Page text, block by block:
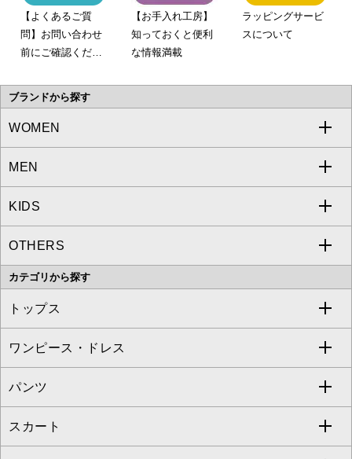
【よくあるご質
問】お問い合わせ
前にご確認くださ
【お手入れ工房】
知っておくと便利
な情報満載
ラッピングサービ
スについて
ブランドから探す
WOMEN
a.v.v
MICHEL KLEIN
MK MICHEL KLEIN
OFUON le MK
MEN
a.v.v
MICHEL KLEIN HOMME
MK MICHEL KLEIN HOMME
KIDS
a.v.v
OTHERS
MK MICHEL KLEIN BAG
カテゴリから探す
トップス
すべてのトップス
カットソー・Tシャツ
ブラウス・シャツ
ワンピース・ドレス
すべてのワンピース・ドレス
ワンピース
パンツ
すべてのパンツ
スカート